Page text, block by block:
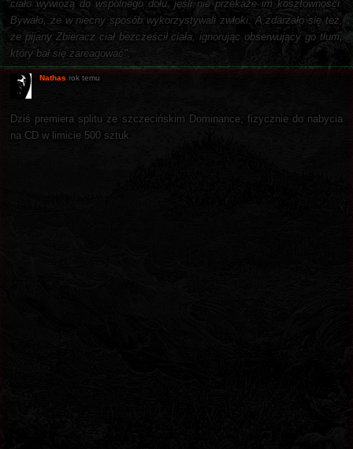
ciało wywiozą do wspólnego dołu, jeśli nie przekaże im kosztowności.
Bywało, że w niecny sposób wykorzystywali zwłoki. A zdarzało się też,
że pijany Zbieracz ciał bezcześcił ciała, ignorując obserwujący go tłum,
który bał się zareagować".
Nathas rok temu
Dziś premiera splitu ze szczecińskim Dominance, fizycznie do nabycia
na CD w limicie 500 sztuk.